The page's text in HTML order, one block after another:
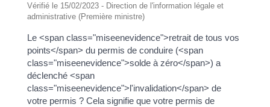
Vérifié le 15/02/2023 - Direction de l'information légale et
administrative (Première ministre)
Le <span class="miseenevidence">retrait de tous vos
points</span> du permis de conduire (<span
class="miseenevidence">solde à zéro</span>) a
déclenché <span
class="miseenevidence">l'invalidation</span> de
votre permis ? Cela signifie que votre permis de